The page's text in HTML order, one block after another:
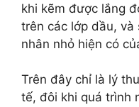
khi kẽm được lắng
trên các lớp dầu,
nhân nhỏ hiện có
Trên đây chỉ là lý
tế, đôi khi quá trình